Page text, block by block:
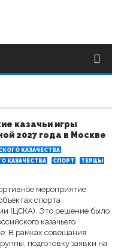
казачьи игры
2027 года в Москве
КАЗАЧЕСТВА
КАЗАЧЕСТВА
СПОРТ ТЕРЦЫ
мероприятие
спорта
(ЦСКА). Это решение было
казачьего
В рамках совещания
подготовку заявки на